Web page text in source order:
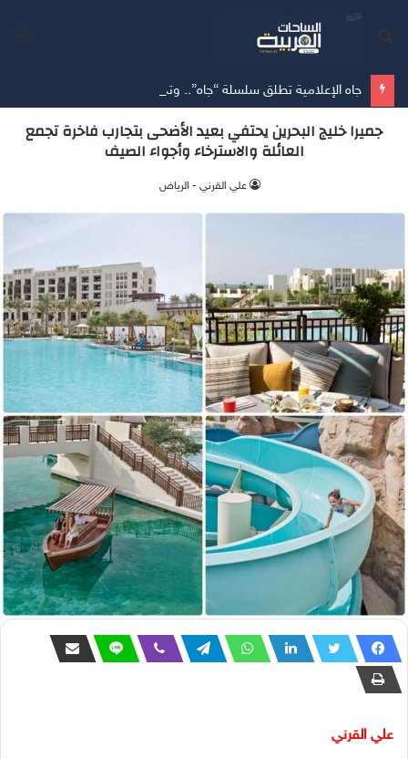
جميرا خليج البحرين يحتفي بعيد الأضحى بتجارب فاخرة تجمع
العائلة والاسترخاء وأجواء الصيف
علي القرني - الرياض
علي القرني